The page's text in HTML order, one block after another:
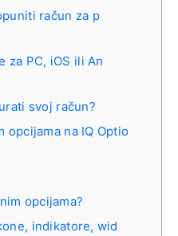
račun za p
za PC, iOS ili An
svoj račun?
opcijama na IQ Optio
opcijama?
indikatore, wid